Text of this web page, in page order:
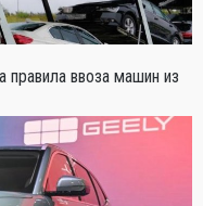
ввоза машин из